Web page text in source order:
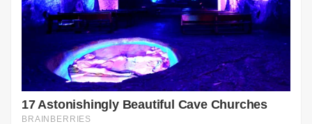
CONTINUA A LEGGERE(2 di 2)